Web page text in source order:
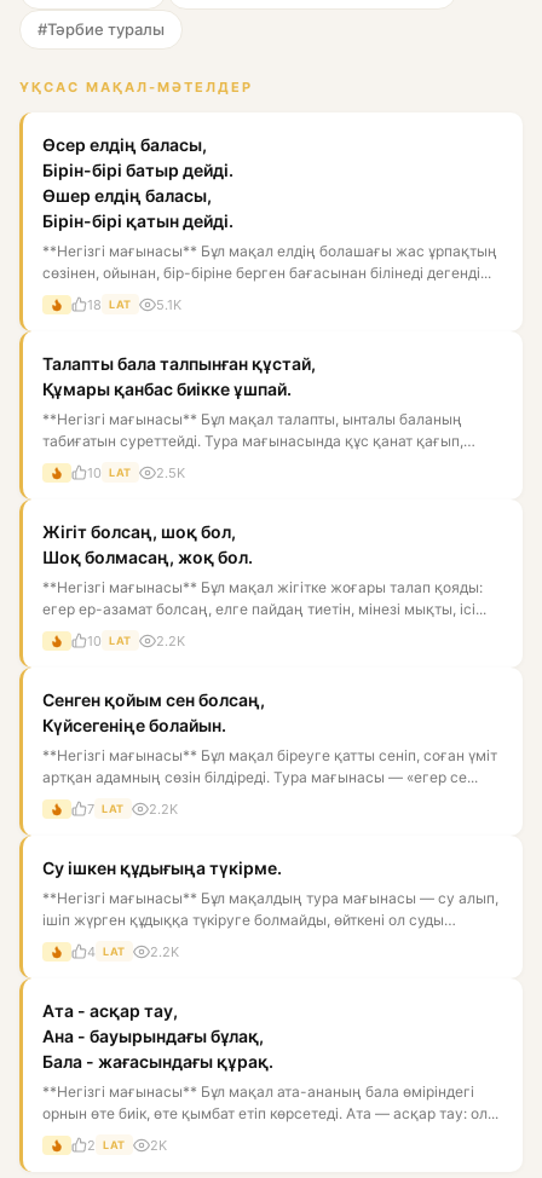
#Тәрбие туралы
ҰҚСАС МАҚАЛ-МӘТЕЛДЕР
Өсер елдің баласы,
Бірін-бірі батыр дейді.
Өшер елдің баласы,
Бірін-бірі қатын дейді.
**Негізгі мағынасы** Бұл мақал елдің болашағы жас ұрпақтың
сөзінен, ойынан, бір-біріне берген бағасынан білінеді дегенді...
18 LAT 5.1K
Талапты бала талпынған құстай,
Құмары қанбас биікке ұшпай.
**Негізгі мағынасы** Бұл мақал талапты, ынталы баланың
табиғатын суреттейді. Тура мағынасында құс қанат қағып,
биікке ұм...
10 LAT 2.5K
Жігіт болсаң, шоқ бол,
Шоқ болмасаң, жоқ бол.
**Негізгі мағынасы** Бұл мақал жігітке жоғары талап қояды:
егер ер-азамат болсаң, елге пайдаң тиетін, мінезі мықты, ісі...
10 LAT 2.2K
Сенген қойым сен болсаң,
Күйсегеніңе болайын.
**Негізгі мағынасы** Бұл мақал біреуге қатты сеніп, соған үміт
артқан адамның сөзін білдіреді. Тура мағынасы — «егер се...
7 LAT 2.2K
Су ішкен құдығыңа түкірме.
**Негізгі мағынасы** Бұл мақалдың тура мағынасы — су алып,
ішіп жүрген құдыққа түкіруге болмайды, өйткені ол суды
ластай...
4 LAT 2.2K
Ата - асқар тау,
Ана - бауырындағы бұлақ,
Бала - жағасындағы құрақ.
**Негізгі мағынасы** Бұл мақал ата-ананың бала өміріндегі
орнын өте биік, өте қымбат етіп көрсетеді. Ата — асқар тау: ол...
2 LAT 2K